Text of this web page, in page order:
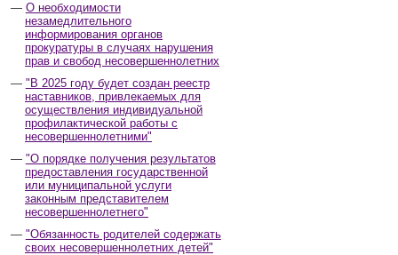
О необходимости
незамедлительного
информирования органов
прокуратуры в случаях нарушения
прав и свобод несовершеннолетних
"В 2025 году будет создан реестр
наставников, привлекаемых для
осуществления индивидуальной
профилактической работы с
несовершеннолетними"
"О порядке получения результатов
предоставления государственной
или муниципальной услуги
законным представителем
несовершеннолетнего"
"Обязанность родителей содержать
своих несовершеннолетних детей"